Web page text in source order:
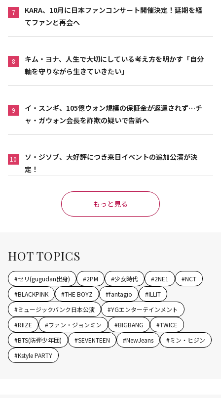
7
KARA、10月に日本ファンコンサート開催決定！延期を経
てファンと再会へ
8
キム・ヨナ、人生で大切にしている考え方を明かす「自分
軸を守りながら生きていきたい」
9
イ・スンギ、105億ウォン規模の保証金が返還されず…チ
ャ・ガウォン会長を詐欺の疑いで告訴へ
10
ソ・ジソブ、大好評につき来日イベントの追加公演が決
定！
もっと見る
HOT TOPICS
#セリ(gugudan出身) #2PM #少女時代 #2NE1 #NCT
#BLACKPINK #THE BOYZ #fantagio #ILLIT
#ミュージックバンク日本公演 #YGエンターテインメント
#RIIZE #ファン・ジョンミン #BIGBANG #TWICE
#BTS(防弾少年団) #SEVENTEEN #NewJeans #ミン・ヒジン
#Kstyle PARTY